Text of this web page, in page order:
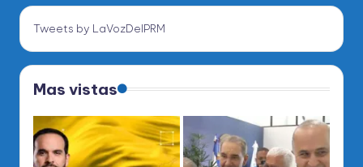
Tweets by LaVozDelPRM
Mas vistas